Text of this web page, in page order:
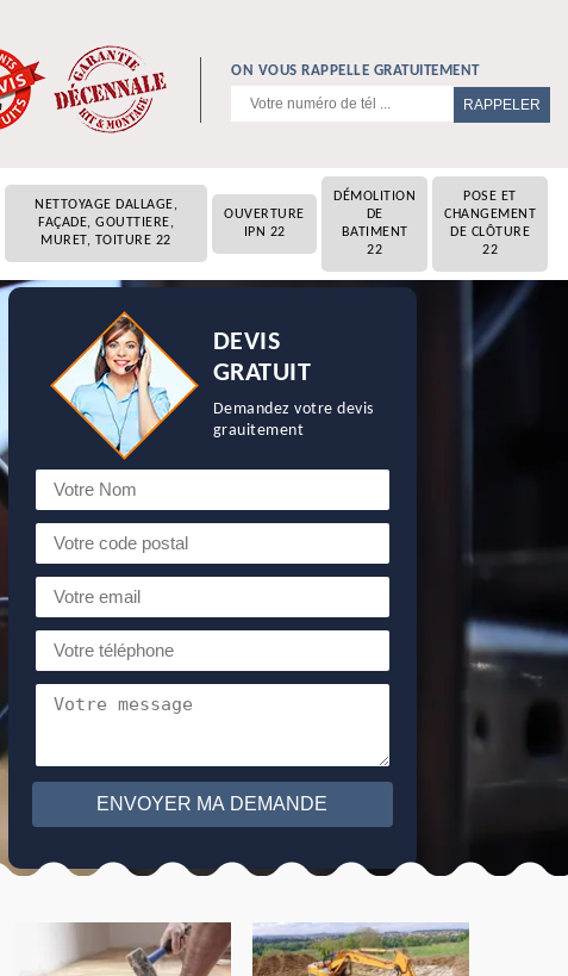
ON VOUS RAPPELLE GRATUITEMENT
NETTOYAGE DALLAGE,
FAÇADE, GOUTTIERE,
MURET, TOITURE 22
OUVERTURE
IPN 22
DÉMOLITION
DE
BATIMENT
22
POSE ET
CHANGEMENT
DE CLÔTURE
22
DEVIS
GRATUIT
Demandez votre devis
grauitement